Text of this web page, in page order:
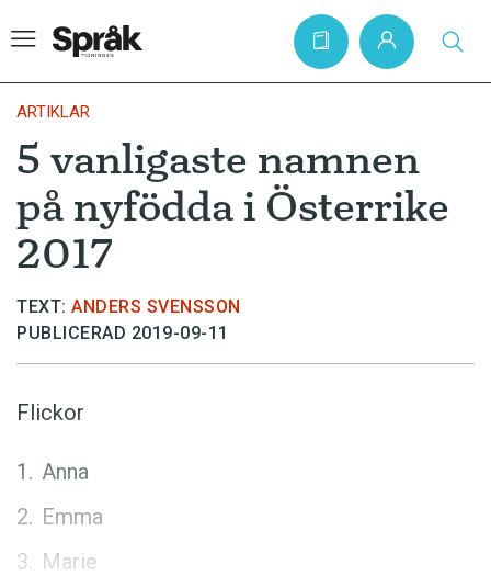
Hem
Artiklar
Krönikor
Språkfrågor
Skrivtips
Kviss
Podden
ARTIKLAR
5 vanligaste namnen
på nyfödda i Österrike
2017
TEXT: ANDERS SVENSSON
PUBLICERAD 2019-09-11
Flickor
Anna
Emma
Marie